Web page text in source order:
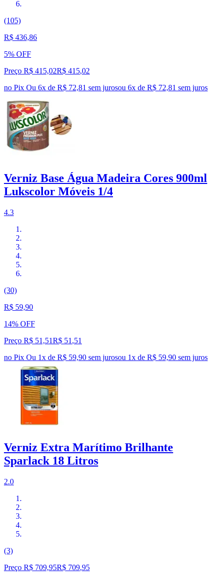
(105)
R$ 436,86
5% OFF
Preço R$ 415,02R$ 415,02
no Pix Ou 6x de R$ 72,81 sem jurosou 6x de R$ 72,81 sem juros
Verniz Base Água Madeira Cores 900ml
Lukscolor Móveis 1/4
4.3
(30)
R$ 59,90
14% OFF
Preço R$ 51,51R$ 51 ,51
no Pix Ou 1x de R$ 59,90 sem jurosou 1x de R$ 59,90 sem juros
Verniz Extra Marítimo Brilhante
Sparlack 18 Litros
2.0
(3)
Preço R$ 709,95R$ 709,95